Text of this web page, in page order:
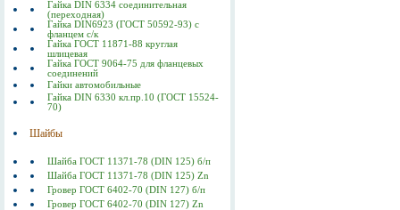
Гайка DIN 6334 соединительная
(переходная)
Гайка DIN6923 (ГОСТ 50592-93) с
фланцем с/к
Гайка ГОСТ 11871-88 круглая
шлицевая
Гайка ГОСТ 9064-75 для фланцевых
соединений
Гайки автомобильные
Гайка DIN 6330 кл.пр.10 (ГОСТ 15524-
70)
Шайбы
Шайба ГОСТ 11371-78 (DIN 125) б/п
Шайба ГОСТ 11371-78 (DIN 125) Zn
Гровер ГОСТ 6402-70 (DIN 127) б/п
Гровер ГОСТ 6402-70 (DIN 127) Zn